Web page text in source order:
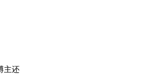
主还